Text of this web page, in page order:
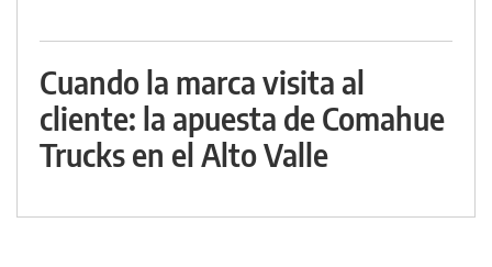
Cuando la marca visita al
cliente: la apuesta de Comahue
Trucks en el Alto Valle